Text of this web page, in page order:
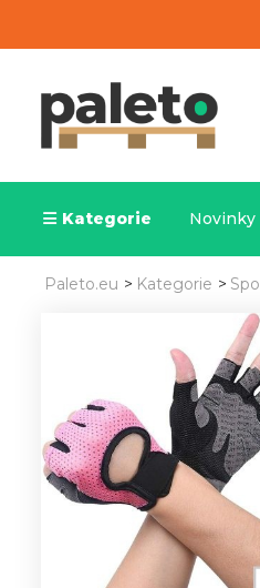
Kategorie Novinky
Paleto.eu > Kategorie >